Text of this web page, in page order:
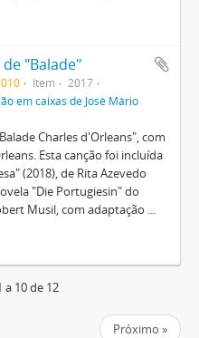
"Balade"
010 Item
2017
em caixas de José Mário
Charles d'Orleans", com
Esta canção foi incluída
(2018), de Rita Azevedo
"Die Portugiesin" do
Musil, com adaptação ...
a 10 de 12
Próximo »